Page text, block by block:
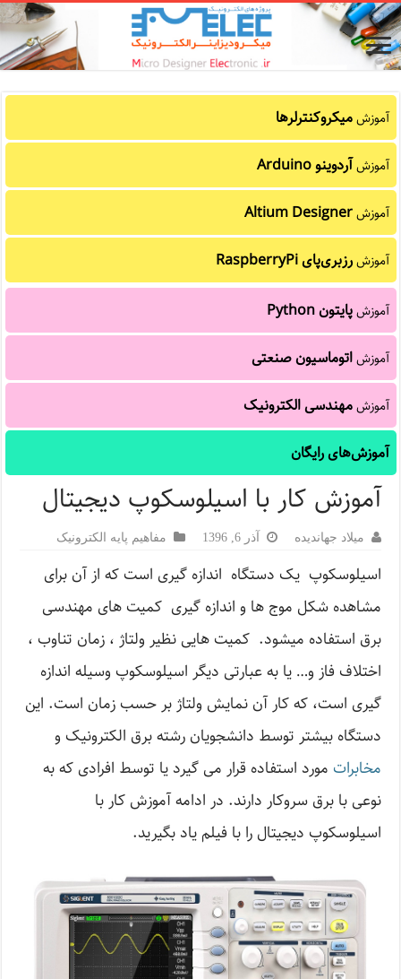
آموزشمیکروکنترلرها
آموزشآردوینو Arduino
آموزشAltium Designer
آموزشرزبری‌پای RaspberryPi
آموزشپایتون Python
آموزشاتوماسیون صنعتی
آموزشمهندسی الکترونیک
آموزش‌های رایگان
آموزش کار با اسیلوسکوپ دیجیتال
میلاد جهاندیده آذر 6, 1396 مفاهیم پایه الکترونیک
اسیلوسکوپ یک دستگاه اندازه گیری است که از آن برای
مشاهده شکل موج ها و اندازه گیری کمیت های مهندسی
برق استفاده میشود. کمیت هایی نظیر ولتاژ ، زمان تناوب ،
اختلاف فاز و… یا به عبارتی دیگر اسیلوسکوپ وسیله اندازه
گیری است، که کار آن نمایش ولتاژ بر حسب زمان است. این
دستگاه بیشتر توسط دانشجویان رشته برق الکترونیک و
مخابرات مورد استفاده قرار می گیرد یا توسط افرادی که به
نوعی با برق سروکار دارند. در ادامه آموزش کار با
اسیلوسکوپ دیجیتال را با فیلم یاد بگیرید.